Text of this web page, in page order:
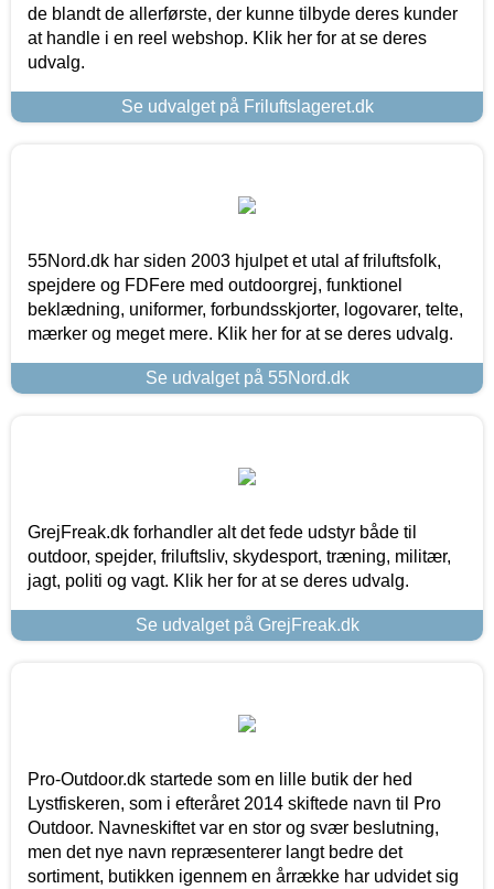
de blandt de allerførste, der kunne tilbyde deres kunder
at handle i en reel webshop. Klik her for at se deres
udvalg.
Se udvalget på Friluftslageret.dk
55Nord.dk har siden 2003 hjulpet et utal af friluftsfolk,
spejdere og FDFere med outdoorgrej, funktionel
beklædning, uniformer, forbundsskjorter, logovarer, telte,
mærker og meget mere. Klik her for at se deres udvalg.
Se udvalget på 55Nord.dk
GrejFreak.dk forhandler alt det fede udstyr både til
outdoor, spejder, friluftsliv, skydesport, træning, militær,
jagt, politi og vagt. Klik her for at se deres udvalg.
Se udvalget på GrejFreak.dk
Pro-Outdoor.dk startede som en lille butik der hed
Lystfiskeren, som i efteråret 2014 skiftede navn til Pro
Outdoor. Navneskiftet var en stor og svær beslutning,
men det nye navn repræsenterer langt bedre det
sortiment, butikken igennem en årrække har udvidet sig